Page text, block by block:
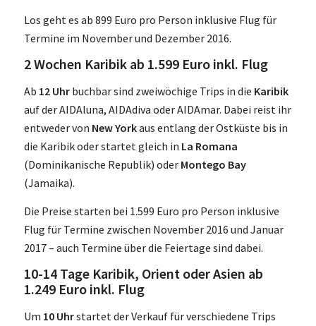
Los geht es ab 899 Euro pro Person inklusive Flug für
Termine im November und Dezember 2016.
2 Wochen Karibik ab 1.599 Euro inkl. Flug
Ab 12 Uhrbuchbar sind zweiwöchige Trips in die Karibik
auf der AIDAluna, AIDAdiva oder AIDAmar. Dabei reist ihr
entweder von New Yorkaus entlang der Ostküste bis in
die Karibik oder startet gleich in La Romana
(Dominikanische Republik) oder Montego Bay
(Jamaika).
Die Preise starten bei 1.599 Euro pro Person inklusive
Flug für Termine zwischen November 2016 und Januar
2017 – auch Termine über die Feiertage sind dabei.
10-14 Tage Karibik, Orient oder Asien ab
1.249 Euro inkl. Flug
Um 10 Uhrstartet der Verkauf für verschiedene Trips